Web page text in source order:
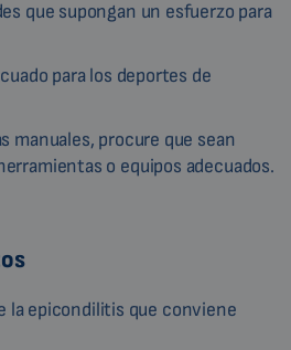
que supongan un esfuerzo para
para los deportes de
manuales, procure que sean
o equipos adecuados.
la epicondilitis que conviene